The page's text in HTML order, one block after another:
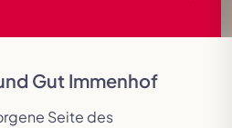
Gut Immenhof
Seite des